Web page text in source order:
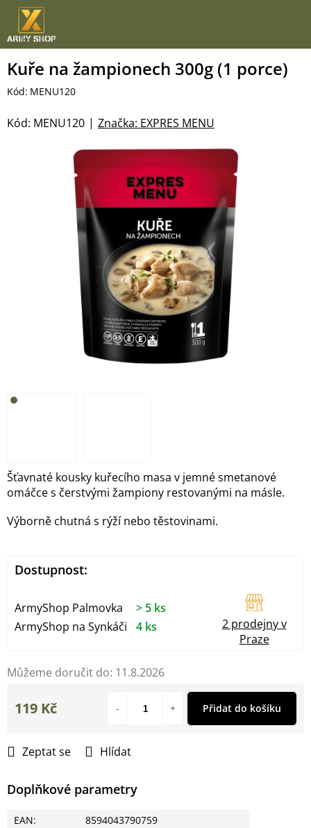
Přejít
obsah
Kuře na žampionech 300g (1 porce)
Kód: MENU120
Značka: EXPRES MENU
Kód: MENU120
Můžeme doručit do: 11.8.2026
Šťavnaté kousky kuřecího masa v jemné smetanové
omáčce s čerstvými žampiony restovanými na másle.
Výborně chutná s rýží nebo těstovinami.
Zeptat se Hlídat
Doplňkové parametry
EAN: 8594043790759
119 Kč Přidat do košíku
Dostupnost:
ArmyShop Palmovka
> 5 ks
ArmyShop na Synkáči
4 ks
2 prodejny v
Praze